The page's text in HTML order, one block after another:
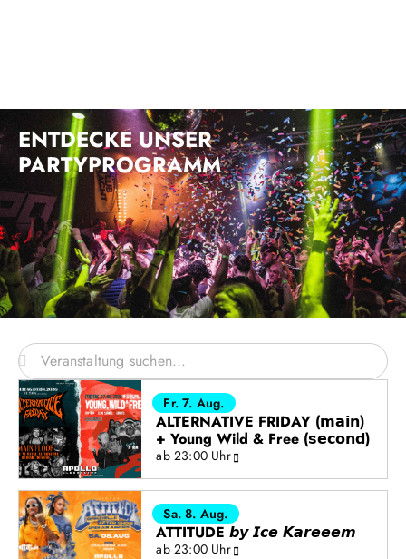
ENTDECKE UNSER
PARTYPROGRAMM
Fr. 7. Aug.
ALTERNATIVE FRIDAY (𝗺𝗮𝗶𝗻)
+ Young Wild & Free (𝘀𝗲𝗰𝗼𝗻𝗱)
ab 23:00 Uhr
Sa. 8. Aug.
ATTITUDE 𝙗𝙮 𝙄𝙘𝙚 𝙆𝙖𝙧𝙚𝙚𝙚𝙢
ab 23:00 Uhr